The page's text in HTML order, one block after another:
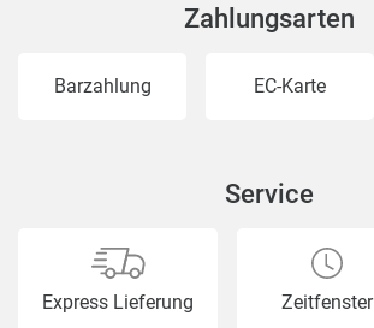
Zahlungsarten
Barzahlung EC-Karte
Service
Express Lieferung Zeitfenster